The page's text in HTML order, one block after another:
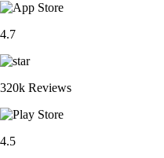
4.7
320k Reviews
4.5